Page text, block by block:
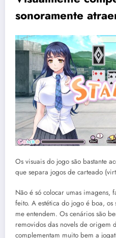
sonoramente
Os visuais do jogo são bastante
que separa jogos de carteado
Não é só colocar umas imagens,
feito. A estética do jogo é boa, os
me entendem. Os cenários são
removidos das novels de origem
complementam muito bem a